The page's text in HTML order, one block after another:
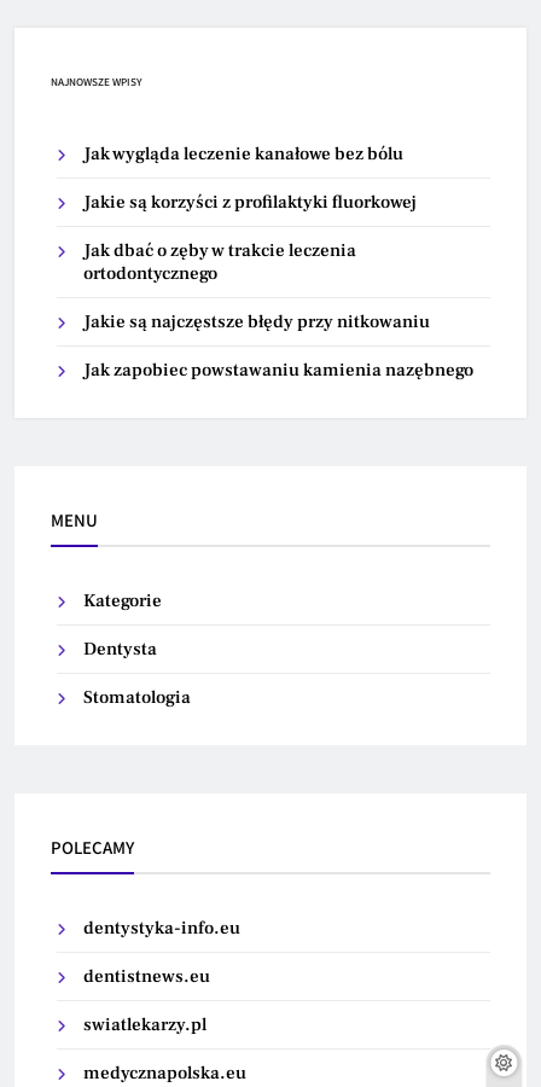
NAJNOWSZE WPISY
Jak wygląda leczenie kanałowe bez bólu
Jakie są korzyści z profilaktyki fluorkowej
Jak dbać o zęby w trakcie leczenia
ortodontycznego
Jakie są najczęstsze błędy przy nitkowaniu
Jak zapobiec powstawaniu kamienia nazębnego
MENU
Kategorie
Dentysta
Stomatologia
POLECAMY
dentystyka-info.eu
dentistnews.eu
swiatlekarzy.pl
medycznapolska.eu